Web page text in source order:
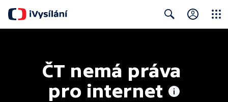
ČT nemá práva
pro internet